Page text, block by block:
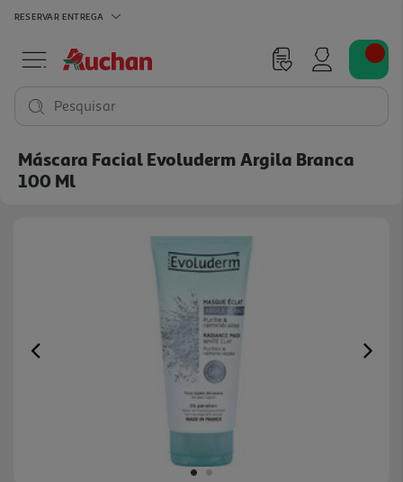
RESERVAR ENTREGA
Pesquisar
Máscara Facial Evoluderm Argila Branca
100 Ml
Previous